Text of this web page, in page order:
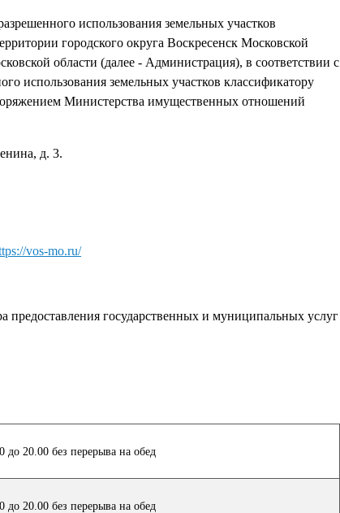
использования земельных участков
городского округа Воскресенск Московской
области (далее - Администрация), в соответствии с
использования земельных участков классификатору
Министерства имущественных отношений
д. 3.
vos-mo.ru/
государственных и муниципальных услуг
до 20.00 без перерыва на обед
до 20.00 без перерыва на обед